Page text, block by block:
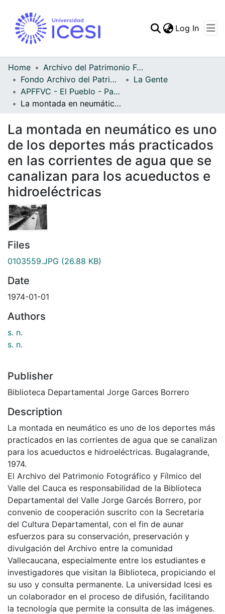
Statistics
Log In
Home
Archivo del Patrimonio Fotográfico y Fílmico del Valle del Cauca
Fondo Archivo del Patrimonio Fotográfico y Fílmico del Valle del Cauca
La Gente
APFFVC - El Pueblo - Patrimonial
La montada en neumático es uno de los deportes más practicados en las corrientes de agua que se canalizan para los acueductos e hidroeléctricas
La montada en neumático es uno
de los deportes más practicados
en las corrientes de agua que se
canalizan para los acueductos e
hidroeléctricas
Files
0103559.JPG (26.88 KB)
Date
1974-01-01
Authors
s. n.
s. n.
Publisher
Biblioteca Departamental Jorge Garces Borrero
Description
La montada en neumático es uno de los deportes más
practicados en las corrientes de agua que se canalizan
para los acueductos e hidroeléctricas. Bugalagrande,
1974.
El Archivo del Patrimonio Fotográfico y Fílmico del
Valle del Cauca es responsabilidad de la Biblioteca
Departamental del Valle Jorge Garcés Borrero, por
convenio de cooperación suscrito con la Secretaria
del Cultura Departamental, con el fin de aunar
esfuerzos para su conservación, preservación y
divulgación del Archivo entre la comunidad
Vallecaucana, especialmente entre los estudiantes e
investigadores que visitan la Biblioteca, propiciando el
su uso y consulta permanente. La universidad Icesi es
un colaborador en el proceso de difusión, facilitando
la tecnología que permite la consulta de las imágenes.